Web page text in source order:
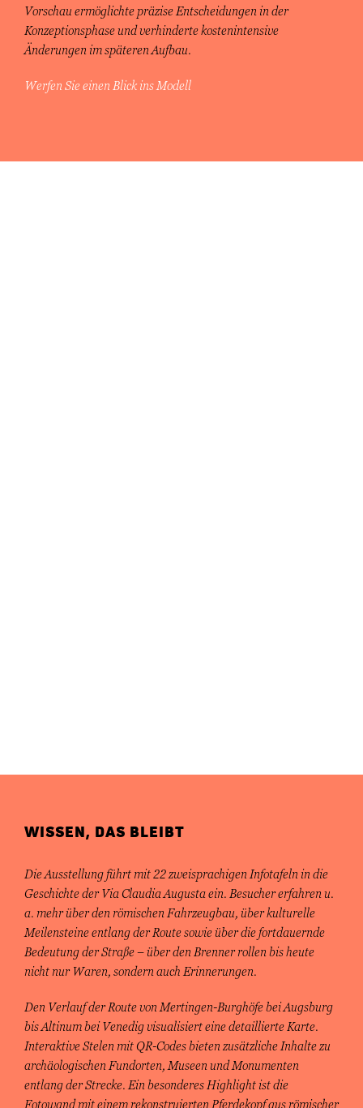
Vorschau ermöglichte präzise Entscheidungen in der
Konzeptionsphase und verhinderte kostenintensive
Änderungen im späteren Aufbau.
Werfen Sie einen Blick ins Modell
WISSEN, DAS BLEIBT
Die Ausstellung führt mit 22 zweisprachigen Infotafeln in die
Geschichte der Via Claudia Augusta ein. Besucher erfahren u.
a. mehr über den römischen Fahrzeugbau, über kulturelle
Meilensteine entlang der Route sowie über die fortdauernde
Bedeutung der Straße – über den Brenner rollen bis heute
nicht nur Waren, sondern auch Erinnerungen.
Den Verlauf der Route von Mertingen-Burghöfe bei Augsburg
bis Altinum bei Venedig visualisiert eine detaillierte Karte.
Interaktive Stelen mit QR-Codes bieten zusätzliche Inhalte zu
archäologischen Fundorten, Museen und Monumenten
entlang der Strecke. Ein besonderes Highlight ist die
Fotowand mit einem rekonstruierten Pferdekopf aus römischer